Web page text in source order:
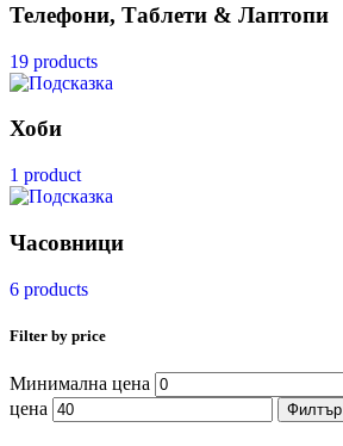
Телефони, Таблети & Лаптопи
19 products
Хоби
1 product
Часовници
6 products
Filter by price
Минимална цена
цена
Филтър